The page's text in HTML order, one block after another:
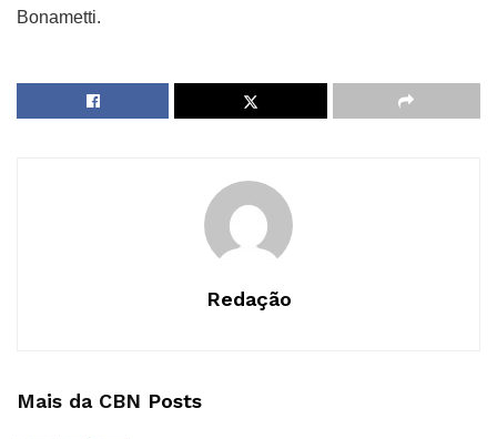
Bonametti.
Redação
Mais da CBN Posts